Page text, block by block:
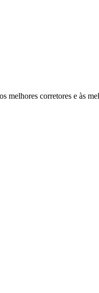
melhores corretores e às